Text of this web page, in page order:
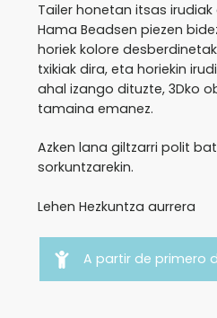
Tailer honetan itsas
Hama Beadsen piezen
horiek kolore
txikiak dira, eta horiekin
ahal izango dituzte, 3Dko
tamaina emanez.
Azken lana giltzarri polit
sorkuntzarekin.
Lehen Hezkuntza aurrera
A partir de primero